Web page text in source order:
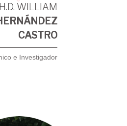
WILLIAM
CASTRO
e Investigador